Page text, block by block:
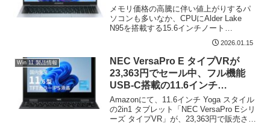
16GB、電源はUSB-C
メモリ価格の高騰に伴い値上がりするパ
ソコンも多いなか、CPUにAlder Lake
N95を搭載する15.6インチノート
「ACEMAGIC AX15」が、2026年1月15
日現在、Amazonにて 34,958円で販売さ
れています。メモリ ...
2026.01.15
Win 11 製品情報
NEC VersaPro E タイプVRが
23,363円でセール中、フル機能
USB-C搭載の11.6インチ
Windows 11 2in1
Amazonにて、11.6インチ Yoga スタイル
の2in1 タブレット「NEC VersaPro Eシリ
ーズ タイプVR」が、23,363円で販売され